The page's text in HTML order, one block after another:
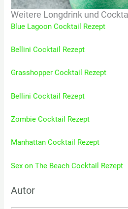
Weitere Longdrink und
Blue Lagoon Cocktail Rezept
Bellini Cocktail Rezept
Grasshopper Cocktail Rezept
Bellini Cocktail Rezept
Zombie Cocktail Rezept
Manhattan Cocktail Rezept
Sex on The Beach Cocktail Rezept
Autor